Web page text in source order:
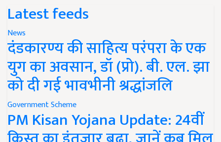
Latest feeds
News
दंडकारण्य की साहित्य परंपरा के एक
युग का अवसान, डॉ (प्रो). बी. एल. झा
को दी गई भावभीनी श्रद्धांजलि
Government Scheme
PM Kisan Yojana Update: 24वीं